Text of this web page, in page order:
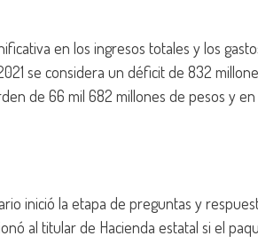
en los ingresos totales y los
se considera un déficit de 832
de 66 mil 682 millones de pesos y en
inició la etapa de preguntas y
al titular de Hacienda estatal si el